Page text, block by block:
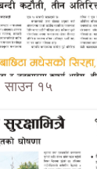
साउन १५